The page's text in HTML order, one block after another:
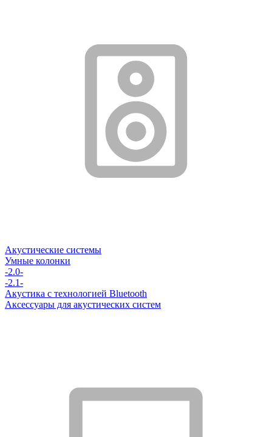
Акустические системы
Умные колонки
-2.0-
-2.1-
Акустика с технологией Bluetooth
Аксессуары для акустических систем